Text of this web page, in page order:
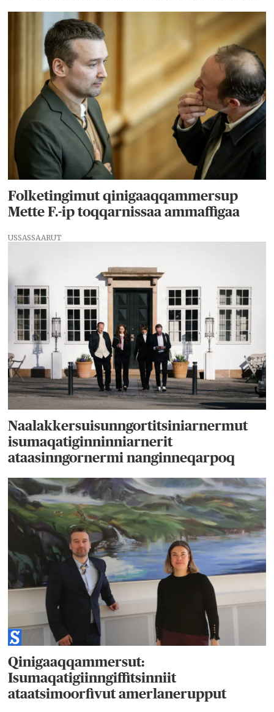
Folketingimut qinigaaqqammersup
Mette F.-ip toqqarnissaa ammaffigaa
USSASSAARUT
Naalakkersuisunngortitsiniarnermut
isumaqatiginninniarnerit
ataasinngornermi nanginneqarpoq
Qinigaaqqammersut:
Isumaqatigiinngiffitsinniit
ataatsimoorfivut amerlanerupput